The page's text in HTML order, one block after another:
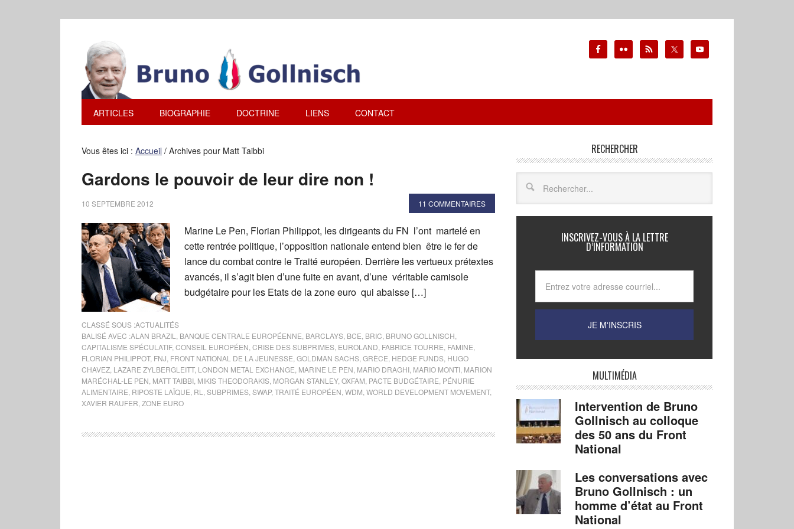
ARTICLES BIOGRAPHIE DOCTRINE LIENS CONTACT
Vous êtes ici : Accueil / Archives pour Matt Taibbi
Gardons le pouvoir de leur dire non !
10 SEPTEMBRE 2012 11 COMMENTAIRES
Marine Le Pen, Florian Philippot, les dirigeants du FN l’ont martelé en
cette rentrée politique, l’opposition nationale entend bien être le fer de
lance du combat contre le Traité européen. Derrière les vertueux prétextes
avancés, il s’agit bien d’une fuite en avant, d’une véritable camisole
budgétaire pour les Etats de la zone euro qui abaisse […]
CLASSÉ SOUS :ACTUALITÉS
BALISÉ AVEC :ALAN BRAZIL BANQUE CENTRALE EUROPÉENNE BARCLAYS BCE BRIC BRUNO GOLLNISCH
CAPITALISME SPÉCULATIF, CONSEIL EUROPÉEN CRISE DES SUBPRIMES EUROLAND FABRICE TOURRE FAMINE
FLORIAN PHILIPPOT, FNJ FRONT NATIONAL DE LA JEUNESSE GOLDMAN SACHS GRÈCE HEDGE FUNDS HUGO
CHAVEZ LAZARE ZYLBERGLEITT, LONDON METAL EXCHANGE MARINE LE PEN MARIO DRAGHI MARIO MONTI MARION
MARÉCHAL-LE PEN MATT TAIBBI MIKIS THEODORAKIS MORGAN STANLEY, OXFAM PACTE BUDGÉTAIRE PÉNURIE
ALIMENTAIRE RIPOSTE LAÏQUE RL SUBPRIMES SWAP, TRAITÉ EUROPÉEN WDM WORLD DEVELOPMENT MOVEMENT,
XAVIER RAUFER ZONE EURO
RECHERCHER
INSCRIVEZ-VOUS À LA LETTRE
D’INFORMATION
MULTIMÉDIA
Intervention de Bruno
Gollnisch au colloque
des 50 ans du Front
National
Les conversations avec
Bruno Gollnisch : un
homme d’état au Front
National